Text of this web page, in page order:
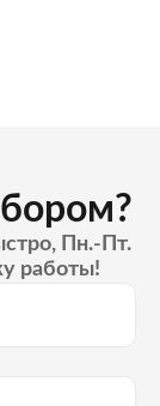
Пн.-Пт.
работы!